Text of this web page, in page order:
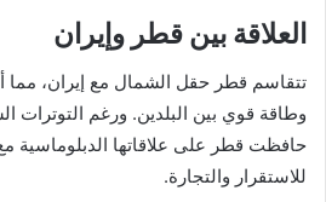
العلاقة بين قطر وإيران
تتقاسم قطر حقل الشمال مع إيران، مما
وطاقة قوي بين البلدين. ورغم التوترات
حافظت قطر على علاقاتها الدبلوماسية مع
للاستقرار والتجارة.